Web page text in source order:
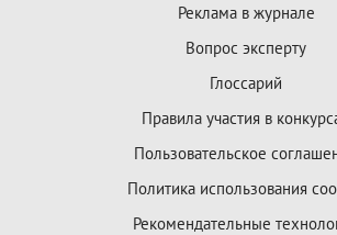
Реклама в журнале
Вопрос эксперту
Глоссарий
Правила участия в
Пользовательское
Политика использования
Рекомендательные